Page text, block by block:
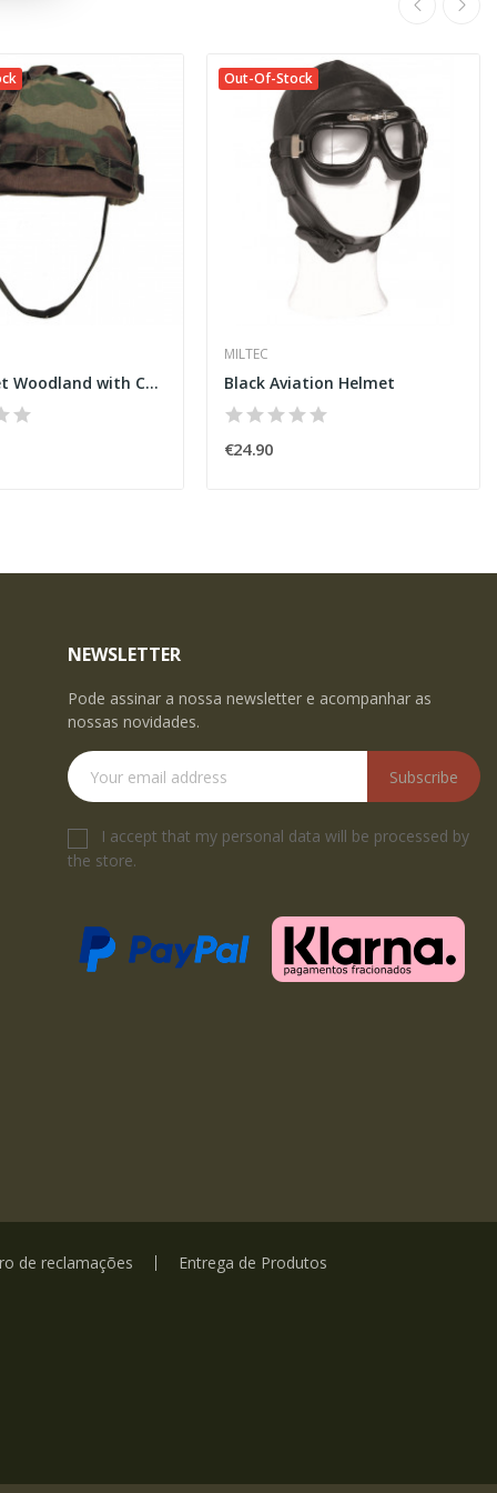
US Helmet Woodland with Cover
Out-Of-Stock
MILTEC
Black Aviation Helmet
€24.90
NEWSLETTER
Pode assinar a nossa newsletter e acompanhar as
nossas novidades.
Subscribe
I accept that my personal data will be processed by
the store.
de reclamações Entrega de Produtos